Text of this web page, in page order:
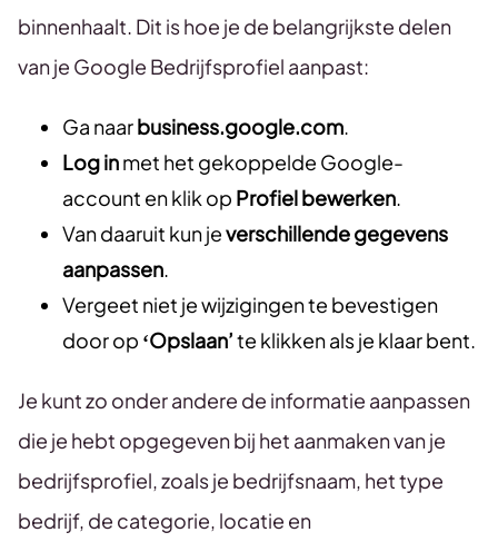
binnenhaalt. Dit is hoe je de belangrijkste delen
van je Google Bedrijfsprofiel aanpast:
Ga naarbusiness.google.com.
Log inmet het gekoppelde Google-
account en klik op Profiel bewerken.
Van daaruit kun jeverschillende gegevens
aanpassen.
Vergeet niet je wijzigingen te bevestigen
door op ‘Opslaan’te klikken als je klaar bent.
Je kunt zo onder andere de informatie aanpassen
die je hebt opgegeven bij het aanmaken van je
bedrijfsprofiel, zoals je bedrijfsnaam, het type
bedrijf, de categorie, locatie en